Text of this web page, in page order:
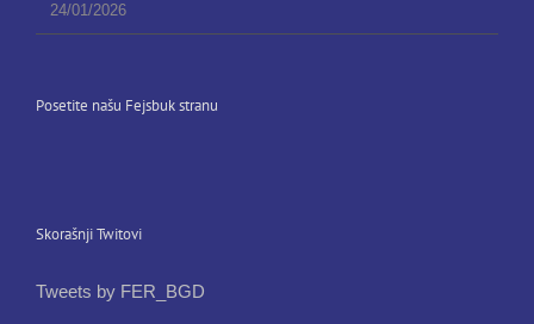
24/01/2026
Posetite našu Fejsbuk stranu
Skorašnji Twitovi
Tweets by FER_BGD